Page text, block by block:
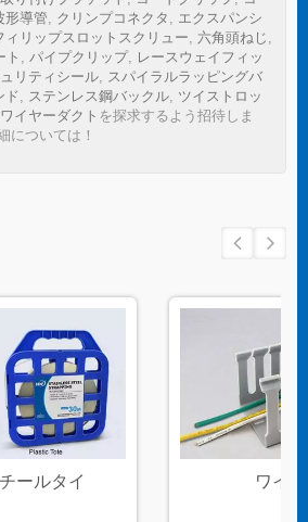
形導管, クリンプコネクタ , エクスパンシ
ィリップスロットスクリュー, 六角頭ねじ ,
ト , パイプクリップ, レースウェイフィッ
リティシール, スパイラルラッピングバ
ド , ステンレス鋼バックル, ツイストロッ
ワイヤーダクト を探求するよう招待しま
については！
ールタイ ワイ